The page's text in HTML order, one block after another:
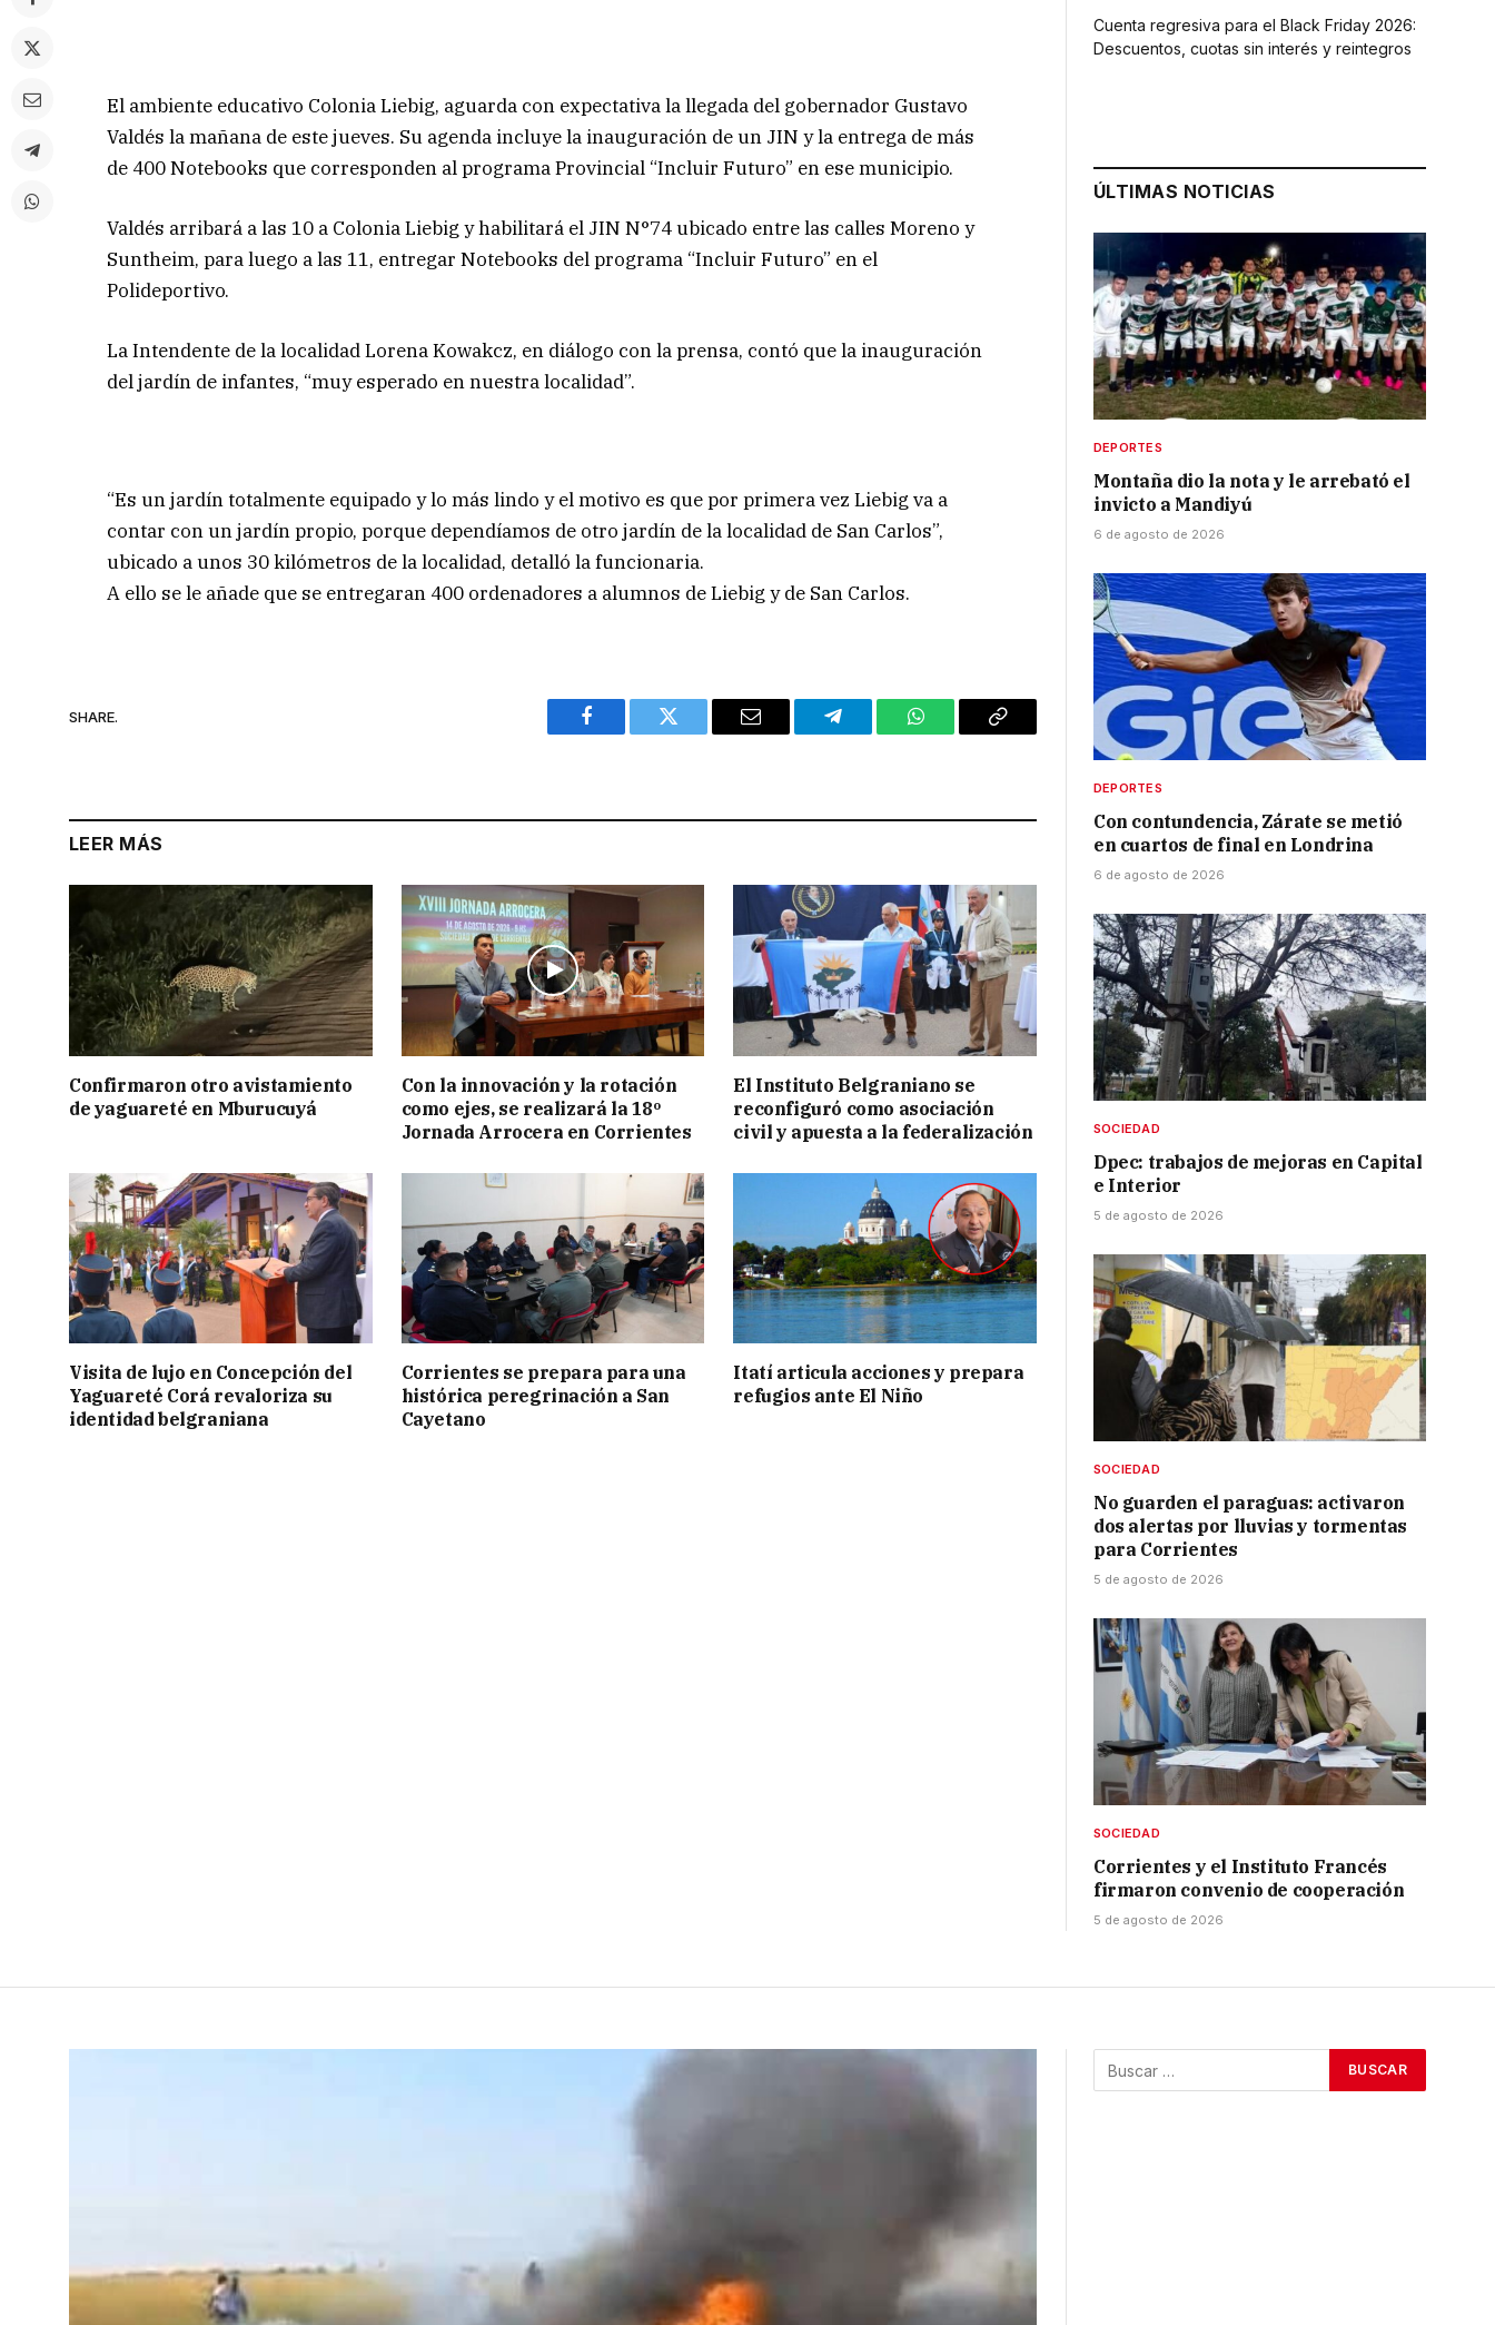
El ambiente educativo Colonia Liebig, aguarda con expectativa la llegada del gobernador Gustavo
Valdés la mañana de este jueves. Su agenda incluye la inauguración de un JIN y la entrega de más
de 400 Notebooks que corresponden al programa Provincial “Incluir Futuro” en ese municipio.
Valdés arribará a las 10 a Colonia Liebig y habilitará el JIN N°74 ubicado entre las calles Moreno y
Suntheim, para luego a las 11, entregar Notebooks del programa “Incluir Futuro” en el
Polideportivo.
La Intendente de la localidad Lorena Kowakcz, en diálogo con la prensa, contó que la inauguración
del jardín de infantes, “muy esperado en nuestra localidad”.
“Es un jardín totalmente equipado y lo más lindo y el motivo es que por primera vez Liebig va a
contar con un jardín propio, porque dependíamos de otro jardín de la localidad de San Carlos”,
ubicado a unos 30 kilómetros de la localidad, detalló la funcionaria.
A ello se le añade que se entregaran 400 ordenadores a alumnos de Liebig y de San Carlos.
SHARE.
Facebook Twitter Email Telegram WhatsAppCopy
LEER MÁS
Confirmaron otro avistamiento
de yaguareté en Mburucuyá
Con la innovación y la rotación
como ejes, se realizará la 18º
Jornada Arrocera en Corrientes
El Instituto Belgraniano se
reconfiguró como asociación
civil y apuesta a la federalización
Visita de lujo en Concepción del
Yaguareté Corá revaloriza su
identidad belgraniana
Corrientes se prepara para una
histórica peregrinación a San
Cayetano
Itatí articula acciones y prepara
refugios ante El Niño
Cuenta regresiva para el Black Friday 2026:
Descuentos, cuotas sin interés y reintegros
ÚLTIMAS NOTICIAS
DEPORTES
Montaña dio la nota y le arrebató el
invicto a Mandiyú
6 de agosto de 2026
DEPORTES
Con contundencia, Zárate se metió
en cuartos de final en Londrina
6 de agosto de 2026
SOCIEDAD
Dpec: trabajos de mejoras en Capital
e Interior
5 de agosto de 2026
SOCIEDAD
No guarden el paraguas: activaron
dos alertas por lluvias y tormentas
para Corrientes
5 de agosto de 2026
SOCIEDAD
Corrientes y el Instituto Francés
firmaron convenio de cooperación
5 de agosto de 2026